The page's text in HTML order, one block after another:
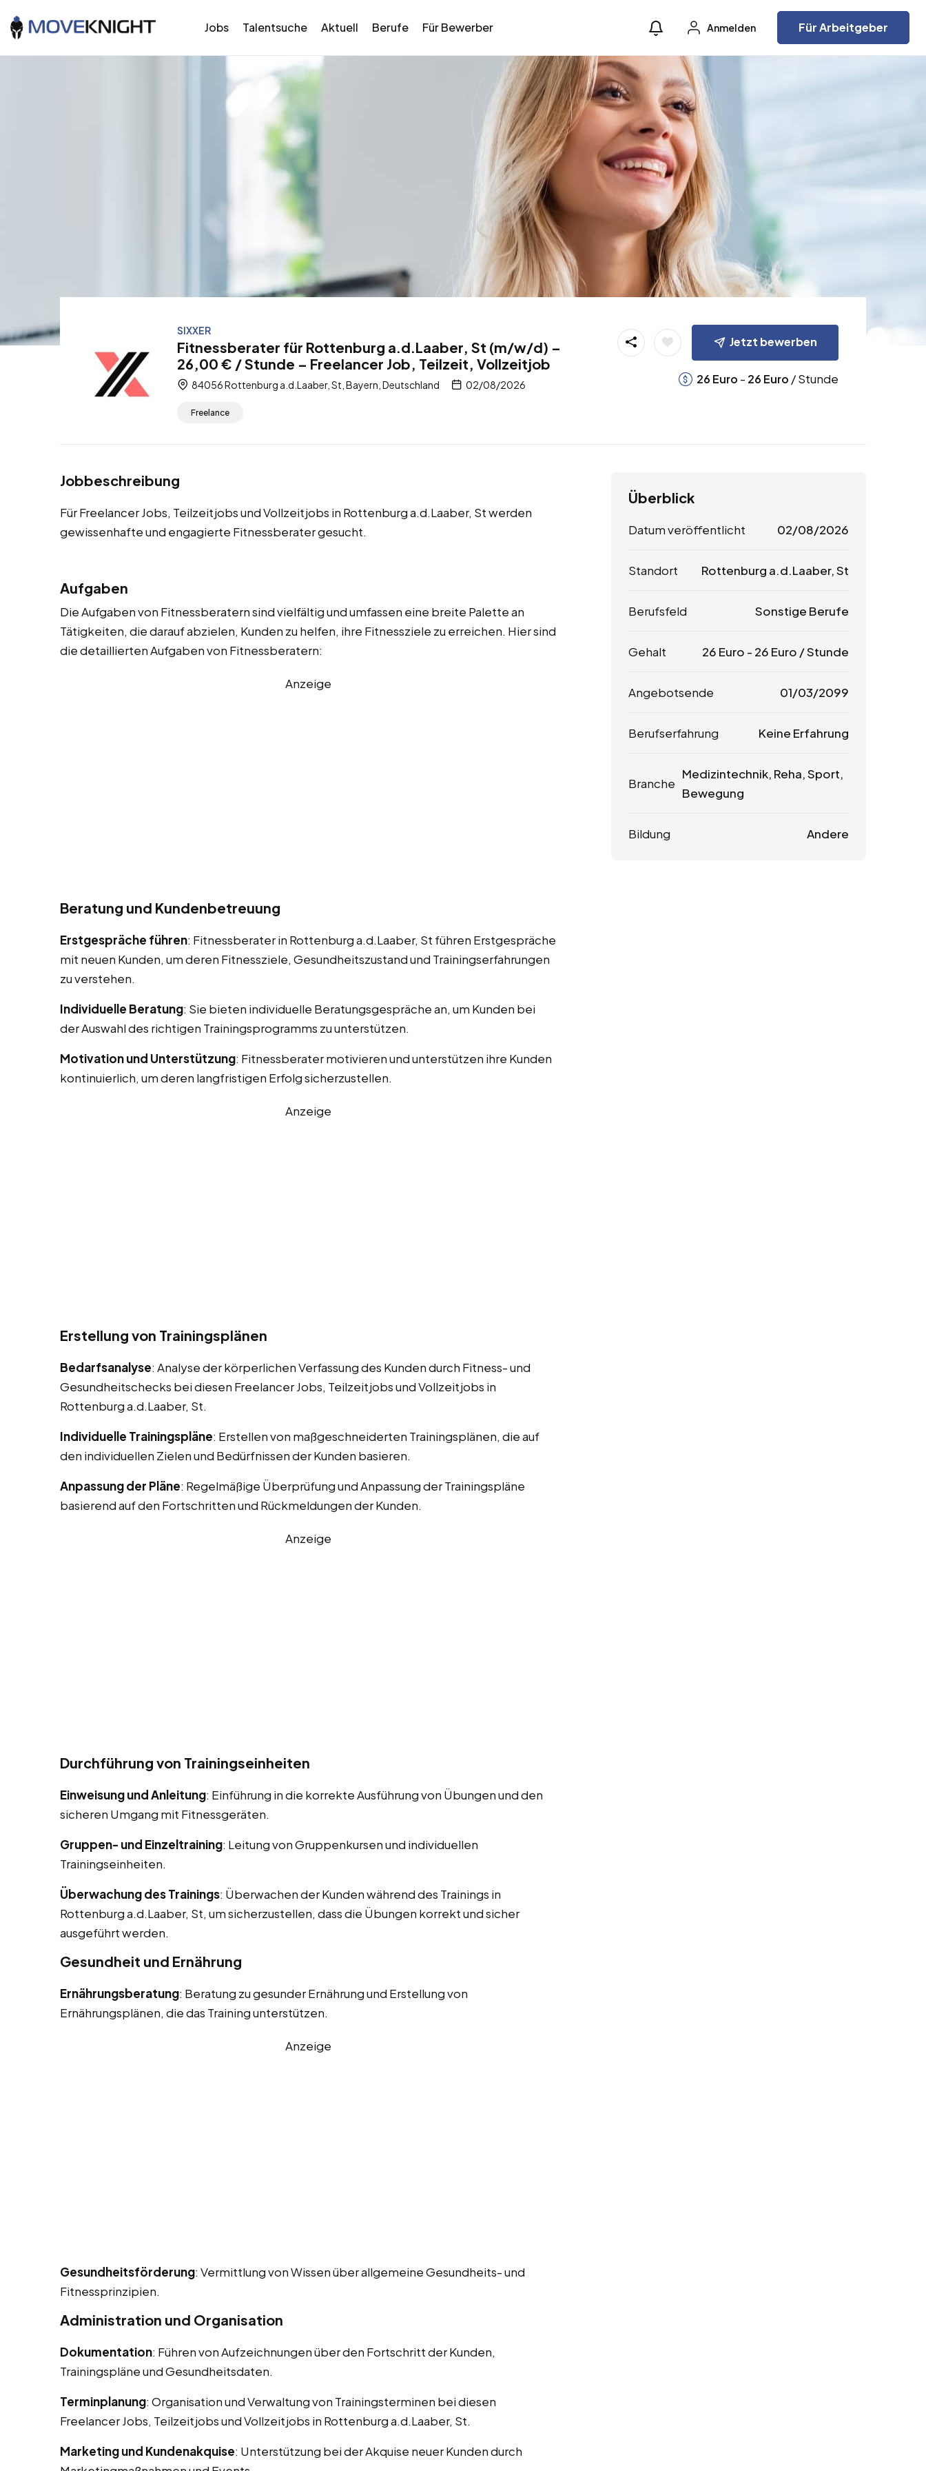
Jobs Talentsuche Aktuell Berufe Für Bewerber Anmelden Für Arbeitgeber
SIXXER
Fitnessberater für Rottenburg a.d.Laaber, St (m/w/d) –
26,00 € / Stunde – Freelancer Job, Teilzeit, Vollzeitjob
84056 Rottenburg a.d.Laaber, St, Bayern, Deutschland 02/08/2026
Freelance
Jetzt bewerben
26 Euro - 26 Euro / Stunde
Jobbeschreibung
Für Freelancer Jobs, Teilzeitjobs und Vollzeitjobs in Rottenburg a.d.Laaber, St werden
gewissenhafte und engagierte Fitnessberater gesucht.
Aufgaben
Die Aufgaben von Fitnessberatern sind vielfältig und umfassen eine breite Palette an
Tätigkeiten, die darauf abzielen, Kunden zu helfen, ihre Fitnessziele zu erreichen. Hier sind
die detaillierten Aufgaben von Fitnessberatern:
Anzeige
Beratung und Kundenbetreuung
Erstgespräche führen: Fitnessberater in Rottenburg a.d.Laaber, St führen Erstgespräche
mit neuen Kunden, um deren Fitnessziele, Gesundheitszustand und Trainingserfahrungen
zu verstehen.
Individuelle Beratung: Sie bieten individuelle Beratungsgespräche an, um Kunden bei
der Auswahl des richtigen Trainingsprogramms zu unterstützen.
Motivation und Unterstützung: Fitnessberater motivieren und unterstützen ihre Kunden
kontinuierlich, um deren langfristigen Erfolg sicherzustellen.
Anzeige
Erstellung von Trainingsplänen
Bedarfsanalyse: Analyse der körperlichen Verfassung des Kunden durch Fitness- und
Gesundheitschecks bei diesen Freelancer Jobs, Teilzeitjobs und Vollzeitjobs in
Rottenburg a.d.Laaber, St.
Individuelle Trainingspläne: Erstellen von maßgeschneiderten Trainingsplänen, die auf
den individuellen Zielen und Bedürfnissen der Kunden basieren.
Anpassung der Pläne: Regelmäßige Überprüfung und Anpassung der Trainingspläne
basierend auf den Fortschritten und Rückmeldungen der Kunden.
Anzeige
Durchführung von Trainingseinheiten
Einweisung und Anleitung: Einführung in die korrekte Ausführung von Übungen und den
sicheren Umgang mit Fitnessgeräten.
Gruppen- und Einzeltraining: Leitung von Gruppenkursen und individuellen
Trainingseinheiten.
Überwachung des Trainings: Überwachen der Kunden während des Trainings in
Rottenburg a.d.Laaber, St, um sicherzustellen, dass die Übungen korrekt und sicher
ausgeführt werden.
Gesundheit und Ernährung
Ernährungsberatung: Beratung zu gesunder Ernährung und Erstellung von
Ernährungsplänen, die das Training unterstützen.
Anzeige
Gesundheitsförderung: Vermittlung von Wissen über allgemeine Gesundheits- und
Fitnessprinzipien.
Administration und Organisation
Dokumentation: Führen von Aufzeichnungen über den Fortschritt der Kunden,
Trainingspläne und Gesundheitsdaten.
Terminplanung: Organisation und Verwaltung von Trainingsterminen bei diesen
Freelancer Jobs, Teilzeitjobs und Vollzeitjobs in Rottenburg a.d.Laaber, St.
Marketing und Kundenakquise: Unterstützung bei der Akquise neuer Kunden durch
Überblick
Datum veröffentlicht 02/08/2026
Standort Rottenburg a.d.Laaber, St
Berufsfeld Sonstige Berufe
Gehalt 26 Euro - 26 Euro / Stunde
Angebotsende 01/03/2099
Berufserfahrung Keine Erfahrung
Branche
Medizintechnik, Reha, Sport,
Bewegung
Bildung Andere